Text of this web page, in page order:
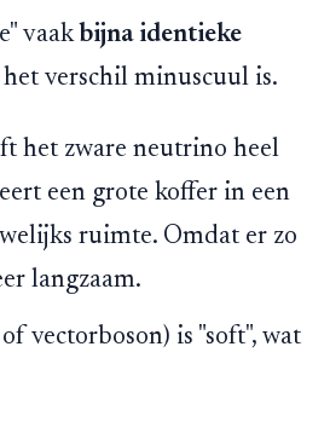
vaakbijna identieke
verschil minuscuul is.
het zware neutrino heel
een grote koffer in een
ruimte. Omdat er zo
langzaam.
vectorboson) is "soft", wat